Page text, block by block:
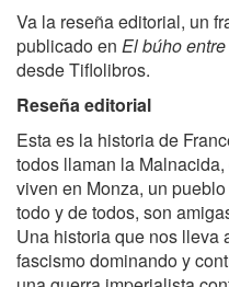
Va la reseña editorial, un
publicado en El búho
desde Tiflolibros.
Reseña editorial
Esta es la historia de
todos llaman la
viven en Monza, un
todo y de todos, son
Una historia que nos lleva
fascismo dominando y